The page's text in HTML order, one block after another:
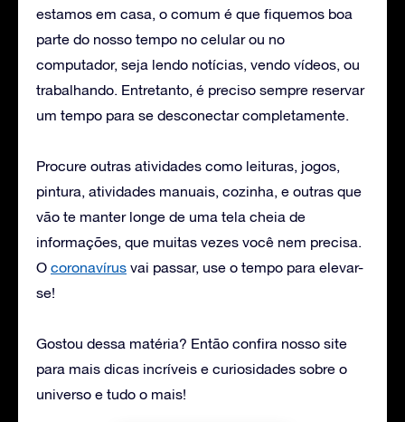
estamos em casa, o comum é que fiquemos boa
parte do nosso tempo no celular ou no
computador, seja lendo notícias, vendo vídeos, ou
trabalhando. Entretanto, é preciso sempre reservar
um tempo para se desconectar completamente.
Procure outras atividades como leituras, jogos,
pintura, atividades manuais, cozinha, e outras que
vão te manter longe de uma tela cheia de
informações, que muitas vezes você nem precisa.
O coronavírus vai passar, use o tempo para elevar-
se!
Gostou dessa matéria? Então confira nosso site
para mais dicas incríveis e curiosidades sobre o
universo e tudo o mais!